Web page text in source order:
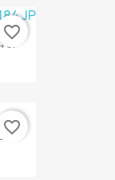
favorite_border
favorite_border